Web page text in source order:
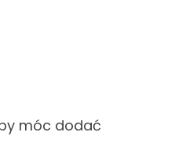
móc dodać